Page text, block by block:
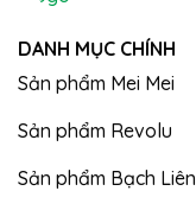
DANH MỤC CHÍNH
Sản phẩm Mei Mei
Sản phẩm Revolu
Sản phẩm Bạch Liên